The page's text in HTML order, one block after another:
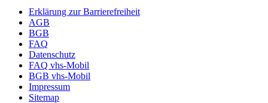
Erklärung zur Barrierefreiheit
AGB
BGB
FAQ
Datenschutz
FAQ vhs-Mobil
BGB vhs-Mobil
Impressum
Sitemap